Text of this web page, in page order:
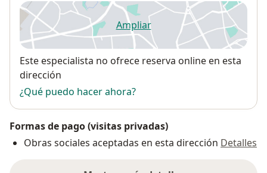
Ampliarse abre en una nueva
Disponibilidad
Este especialista no ofrece reserva online en esta
dirección
¿Qué puedo hacer ahora?
Formas de pago (visitas privadas)
Obras sociales aceptadas en esta dirección Detalles